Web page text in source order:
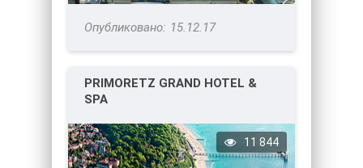
15.12.17
PRIMORETZ GRAND HOTEL &
SPA
11 844